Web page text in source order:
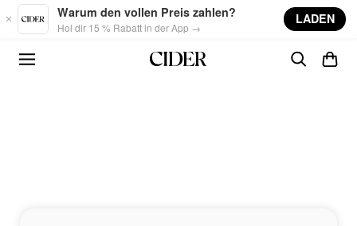
Skip to main content
Warum den vollen Preis zahlen?
Hol dir 15 % Rabatt in der App →
LADEN